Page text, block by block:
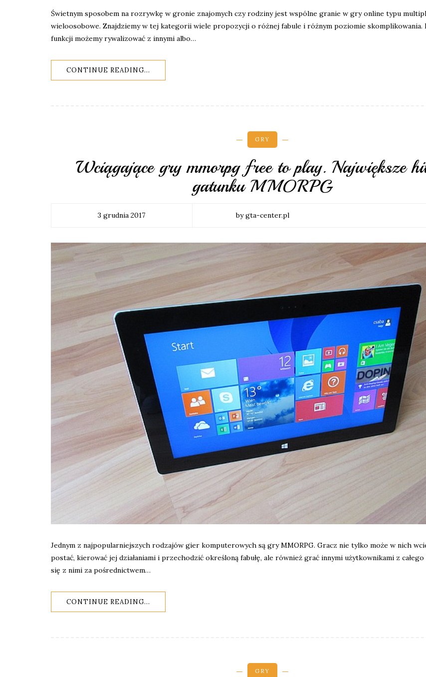
Świetnym sposobem na rozrywkę w gronie znajomych czy rodziny jest wspólne granie w gry online typu
wieloosobowe. Znajdziemy w tej kategorii wiele propozycji o różnej fabule i różnym poziomie skomplikowania.
funkcji możemy rywalizować z innymi albo…
CONTINUE READING...
GRY
Wciągające gry mmorpg free to play. Największe
gatunku MMORPG
3 grudnia 2017 by gta-center.pl
Jednym z najpopularniejszych rodzajów gier komputerowych są gry MMORPG. Gracz nie tylko może w nich
postać, kierować jej działaniami i przechodzić określoną fabułę, ale również grać innymi użytkownikami z całego
się z nimi za pośrednictwem…
CONTINUE READING...
GRY